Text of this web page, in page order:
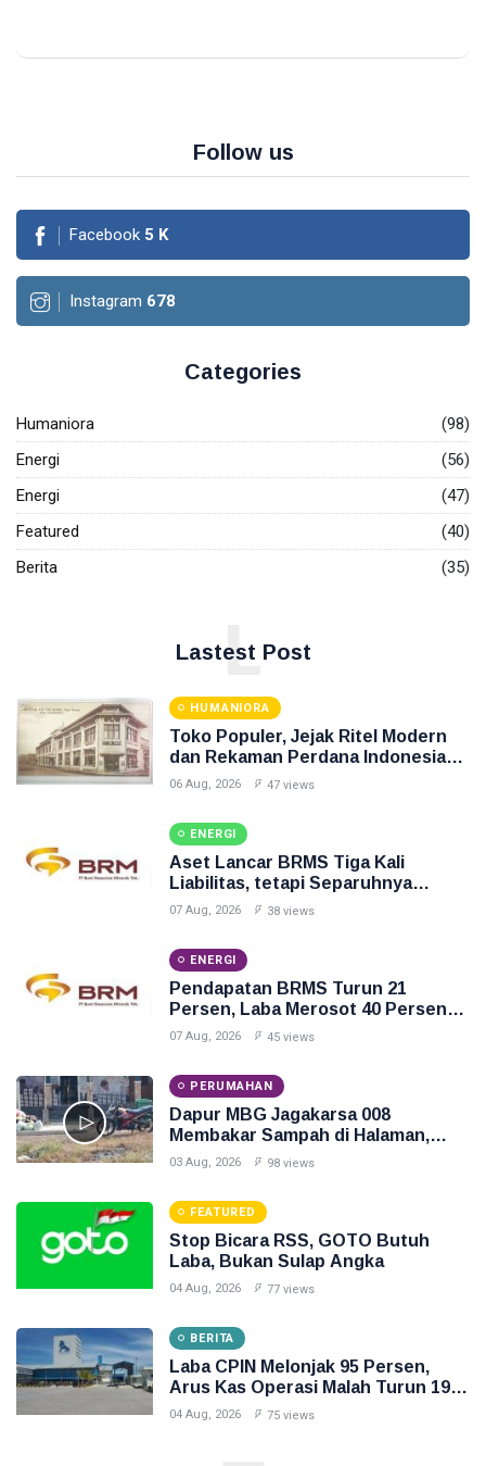
Follow us
Facebook 5 K
Instagram 678
Categories
Humaniora
(98)
Energi
(56)
Energi
(47)
Featured
(40)
Berita
(35)
Lastest Post
L
HUMANIORA
Toko Populer, Jejak Ritel Modern
dan Rekaman Perdana Indonesia
Raya di Pasar Baru
06 Aug, 2026 47 views
ENERGI
Aset Lancar BRMS Tiga Kali
Liabilitas, tetapi Separuhnya
Berupa Uang Muka
07 Aug, 2026 38 views
ENERGI
Pendapatan BRMS Turun 21
Persen, Laba Merosot 40 Persen
dan Arus Kas Operasi Negatif
07 Aug, 2026 45 views
PERUMAHAN
Dapur MBG Jagakarsa 008
Membakar Sampah di Halaman,
Inilah Gambarnya
03 Aug, 2026 98 views
FEATURED
Stop Bicara RSS, GOTO Butuh
Laba, Bukan Sulap Angka
04 Aug, 2026 77 views
BERITA
Laba CPIN Melonjak 95 Persen,
Arus Kas Operasi Malah Turun 19
Persen
04 Aug, 2026 75 views